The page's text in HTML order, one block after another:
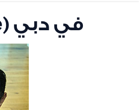
تأسيس شركة اوفشور (offshore) في دبي